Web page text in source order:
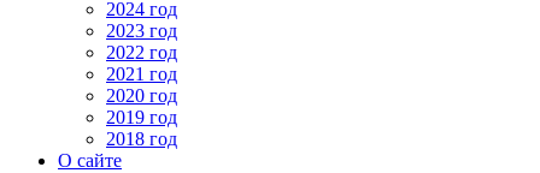
2024 год
2023 год
2022 год
2021 год
2020 год
2019 год
2018 год
О сайте